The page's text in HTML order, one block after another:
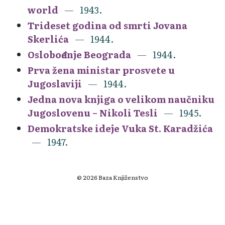
world
1943.
Trideset godina od smrti Jovana
Skerlića
1944.
Oslobođenje Beograda
1944.
Prva žena ministar prosvete u
Jugoslaviji
1944.
Jedna nova knjiga o velikom naučniku
Jugoslovenu – Nikoli Tesli
1945.
Demokratske ideje Vuka St. Karadžića
1947.
© 2026 Baza Knjiženstvo